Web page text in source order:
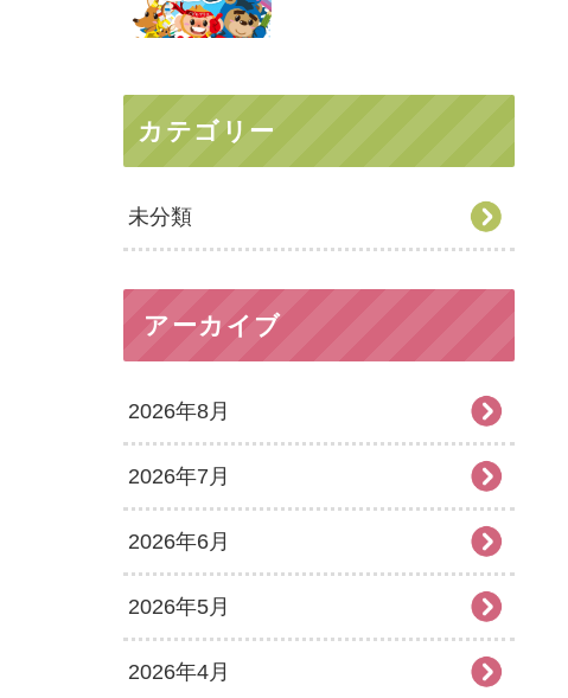
カテゴリー
未分類
アーカイブ
2026年8月
2026年7月
2026年6月
2026年5月
2026年4月